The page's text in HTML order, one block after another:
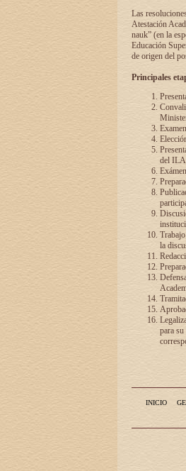
Las
Atestación
nauk” (en la
Educación
de origen del
Principales
del
la
para
INICIO